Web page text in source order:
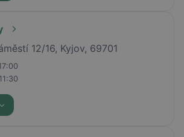
12/16, Kyjov, 69701